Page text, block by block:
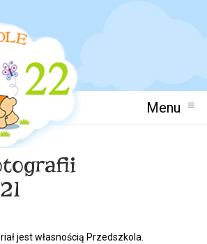
Menu
jest własnością Przedszkola.